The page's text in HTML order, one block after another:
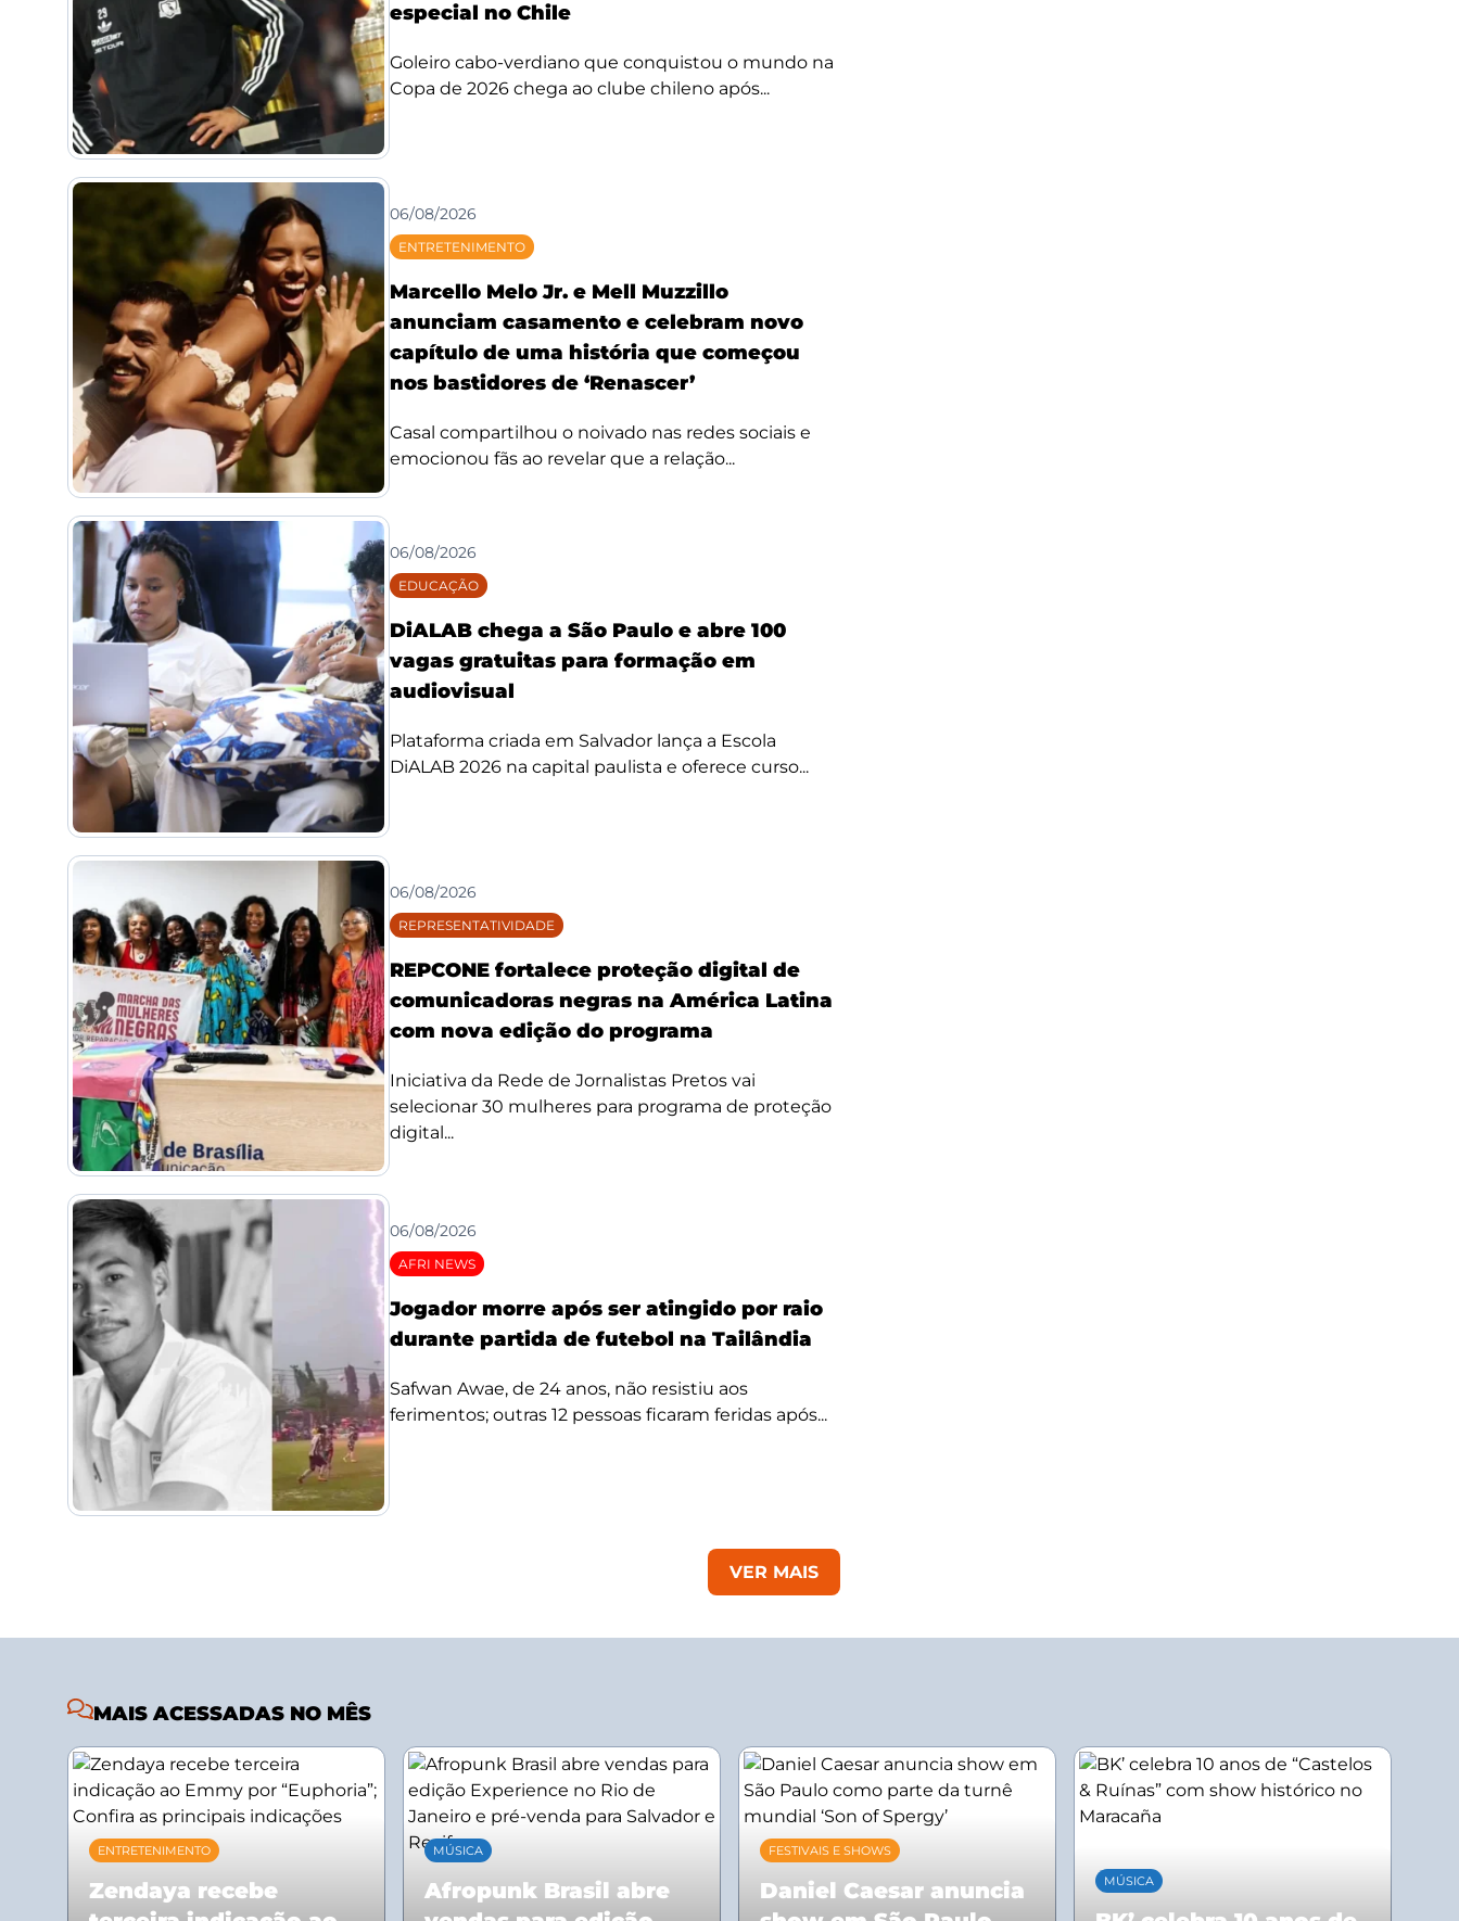
especial no Chile
Goleiro cabo-verdiano que conquistou o mundo na
Copa de 2026 chega ao clube chileno após...
06/08/2026
ENTRETENIMENTO
Marcello Melo Jr. e Mell Muzzillo
anunciam casamento e celebram novo
capítulo de uma história que começou
nos bastidores de ‘Renascer’
Casal compartilhou o noivado nas redes sociais e
emocionou fãs ao revelar que a relação...
06/08/2026
EDUCAÇÃO
DiALAB chega a São Paulo e abre 100
vagas gratuitas para formação em
audiovisual
Plataforma criada em Salvador lança a Escola
DiALAB 2026 na capital paulista e oferece curso...
06/08/2026
REPRESENTATIVIDADE
REPCONE fortalece proteção digital de
comunicadoras negras na América Latina
com nova edição do programa
Iniciativa da Rede de Jornalistas Pretos vai
selecionar 30 mulheres para programa de proteção
digital...
06/08/2026
AFRI NEWS
Jogador morre após ser atingido por raio
durante partida de futebol na Tailândia
Safwan Awae, de 24 anos, não resistiu aos
ferimentos; outras 12 pessoas ficaram feridas após...
VER MAIS
MAIS ACESSADAS NO MÊS
ENTRETENIMENTO
Zendaya recebe
MÚSICA
Afropunk Brasil abre
FESTIVAIS E SHOWS
Daniel Caesar anuncia
MÚSICA